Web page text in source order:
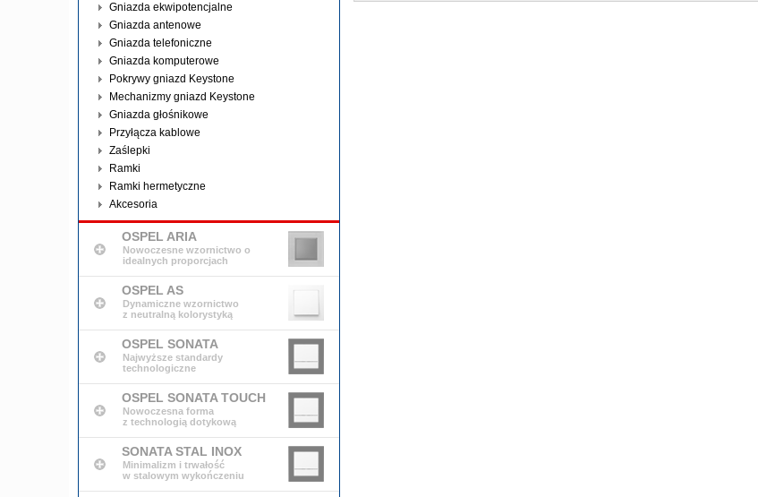
Gniazda ekwipotencjalne
Gniazda antenowe
Gniazda telefoniczne
Gniazda komputerowe
Pokrywy gniazd Keystone
Mechanizmy gniazd Keystone
Gniazda głośnikowe
Przyłącza kablowe
Zaślepki
Ramki
Ramki hermetyczne
Akcesoria
OSPEL ARIA
Nowoczesne wzornictwo o
idealnych proporcjach
OSPEL AS
Dynamiczne wzornictwo
z neutralną kolorystyką
OSPEL SONATA
Najwyższe standardy
technologiczne
OSPEL SONATA TOUCH
Nowoczesna forma
z technologią dotykową
SONATA STAL INOX
Minimalizm i trwałość
w stalowym wykończeniu